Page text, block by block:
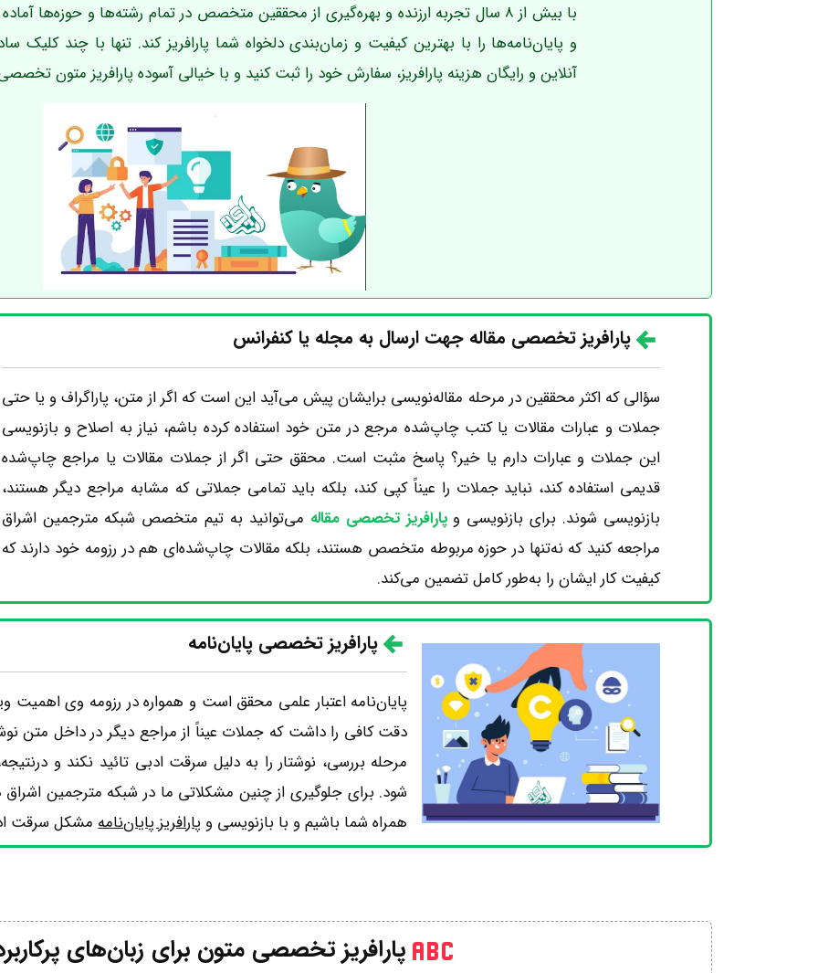
با بیش از 8 سال تجربه ارزنده و بهره‌گیری از محققین متخصص در تمام رشته‌ها و حوزه‌ها
و پایان‌نامه‌ها را با بهترین کیفیت و زمان‌بندی دلخواه شما پارافریز کند. تنها با چند کلیک
آنلاین و رایگان هزینه پارافریز، سفارش خود را ثبت کنید و با خیالی آسوده پارافریز متون
پارافریز تخصصی مقاله جهت ارسال به مجله یا کنفرانس
سؤالی که اکثر محققین در مرحله مقاله‌نویسی برایشان پیش می‌آید این است که اگر از متن، پاراگراف و یا حتی
جملات و عبارات مقالات یا کتب چاپ‌شده مرجع در متن خود استفاده کرده باشم، نیاز به اصلاح و بازنویسی
این جملات و عبارات دارم یا خیر؟ پاسخ مثبت است. محقق حتی اگر از جملات مقالات یا مراجع چاپ‌شده
قدیمی استفاده کند، نباید جملات را عیناً کپی کند، بلکه باید تمامی جملاتی که مشابه مراجع دیگر هستند،
بازنویسی شوند. برای بازنویسی وپارافریز تخصصی مقاله می‌توانید به تیم متخصص شبکه مترجمین اشراق
مراجعه کنید که نه‌تنها در حوزه مربوطه متخصص هستند، بلکه مقالات چاپ‌شده‌ای هم در رزومه خود دارند که
کیفیت کار ایشان را به‌طور کامل تضمین می‌کند.
پارافریز تخصصی پایان‌نامه
پایان‌نامه اعتبار علمی محقق است و همواره در رزومه وی اهمیت
دقت کافی را داشت که جملات عیناً از مراجع دیگر در داخل متن
مرحله بررسی، نوشتار را به دلیل سرقت ادبی تائید نکند و
شود. برای جلوگیری از چنین مشکلاتی ما در شبکه مترجمین
همراه شما باشیم و با بازنویسی و پارافریز پایان‌نامهمشکل سرقت
پارافریز تخصصی متون برای زبان‌های